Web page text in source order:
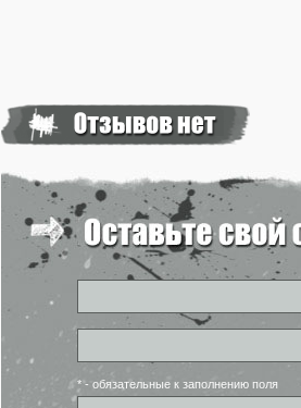
* - обязательные к заполнению поля